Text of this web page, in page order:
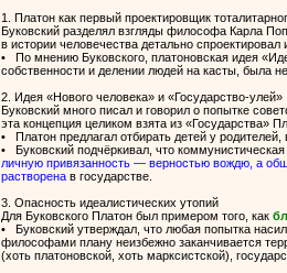
1. Платон как первый проектировщик
Буковский разделял взгляды философа Карла
в истории человечества детально спроектировал
• По мнению Буковского, платоновская идея
собственности и делении людей на касты, была
2. Идея «Нового человека» и «Государство-улей»
Буковский много писал и говорил о попытке
эта концепция целиком взята из «Государства»
• Платон предлагал отбирать детей у
• Буковский подчёркивал, что
личную привязанность — верностью вождю, а
растворенав государстве.
3. Опасность идеалистических утопий
Для Буковского Платон был примером того, как
• Буковский утверждал, что любая попытка
философами плану неизбежно заканчивается
(хоть платоновской, хоть марксистской),